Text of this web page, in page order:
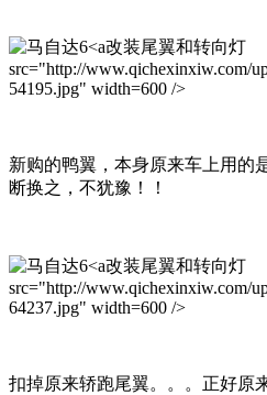
改装尾翼和转向灯
src="http://www.qichexinxiw.com/
54195.jpg" width=600 />
新购的鸭翼，本身原来车上用的
断换之，不犹豫！！
改装尾翼和转向灯
src="http://www.qichexinxiw.com/
64237.jpg" width=600 />
扣掉原来轿跑尾翼。。。正好原